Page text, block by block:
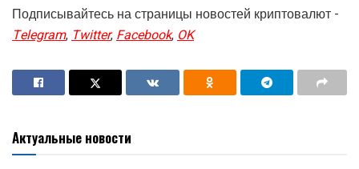
Подписывайтесь на страницы новостей криптовалют -
Telegram,Twitter,Facebook,OK
Актуальные новости